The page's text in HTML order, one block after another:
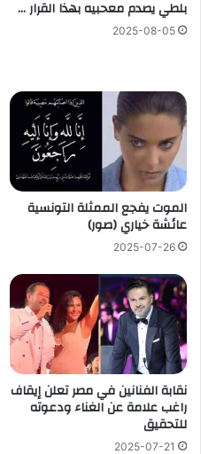
بلطي يصدم معحبيه بهذا القرار …
2025-08-05
الموت يفجع الممثلة التونسية
عائشة خياري (صور)
2025-07-26
نقابة الفنانين في مصر تعلن إيقاف
راغب علامة عن الغناء ودعوته
للتحقيق
2025-07-21